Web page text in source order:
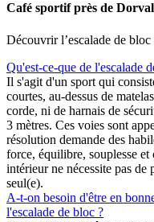
Café sportif près de Dorval
Découvrir l’escalade de bloc
Qu'est-ce-que de l'escalade
Il s'agit d'un sport qui
courtes, au-dessus de
corde, ni de harnais de
3 mètres. Ces voies sont
résolution demande des
force, équilibre, souplesse
intérieur ne nécessite pas de
seul(e).
A-t-on besoin d'être en
l'escalade de bloc ?